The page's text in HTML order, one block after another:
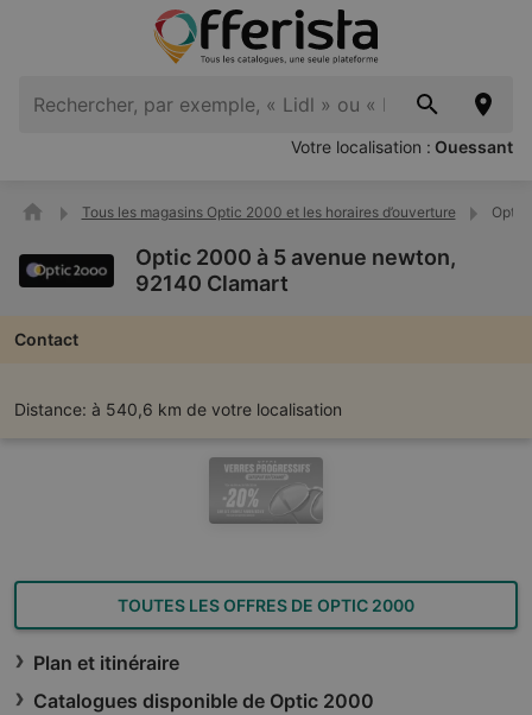
Votre localisation : Ouessant
Tous les magasins Optic 2000 et les horaires d’ouverture Optic
Optic 2000 à 5 avenue newton,
92140 Clamart
Contact
Distance: à 540,6 km de votre localisation
TOUTES LES OFFRES DE OPTIC 2000
Plan et itinéraire
Catalogues disponible de Optic 2000